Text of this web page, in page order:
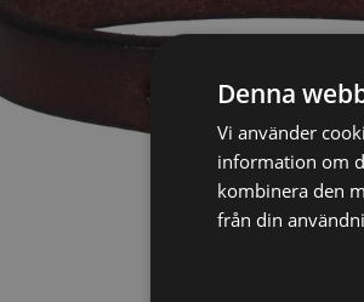
Denna
Vi använder
information om
kombinera den
från din